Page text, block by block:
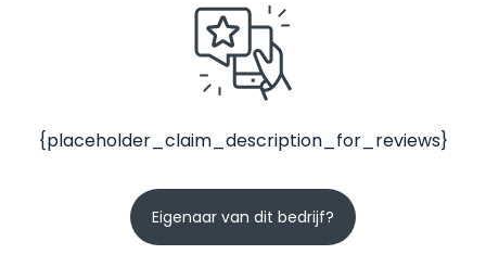
{placeholder_claim_description_for_reviews}
Eigenaar van dit bedrijf?